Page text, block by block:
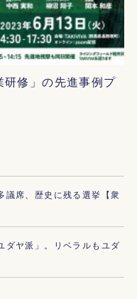
修」の先進事例プ
議席、歴史に残る選挙【衆
ダヤ派」。リベラルもユダ